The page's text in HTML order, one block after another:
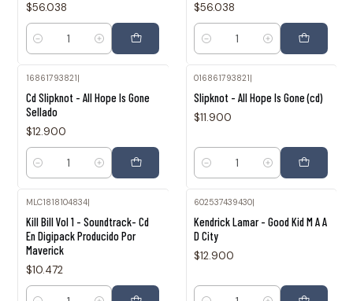
$56.038
Cantidad
$56.038
Cantidad
16861793821
Cd Slipknot - All Hope Is Gone
Sellado
$12.900
Cantidad
016861793821
Slipknot - All Hope Is Gone (cd)
$11.900
Cantidad
MLC1818104834|
Kill Bill Vol 1 - Soundtrack- Cd
En Digipack Producido Por
Maverick
$10.472
602537439430|
Kendrick Lamar - Good Kid M A A
D City
$12.900